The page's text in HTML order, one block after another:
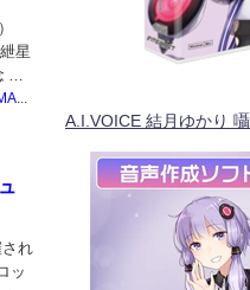
星
販
され
ッ
A.I.VOICE 結月ゆかり 囁